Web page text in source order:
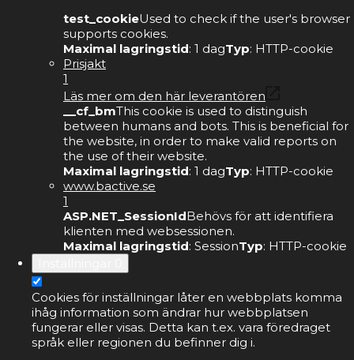
test_cookieUsed to check if the user's browser
supports cookies.
Maximal lagringstid: 1 dagTyp: HTTP-cookie
Prisjakt
1
Läs mer om den här leverantören
__cf_bmThis cookie is used to distinguish
between humans and bots. This is beneficial for
the website, in order to make valid reports on
the use of their website.
Maximal lagringstid: 1 dagTyp: HTTP-cookie
www.bactive.se
1
ASP.NET_SessionIdBehövs för att identifiera
klienten med websessionen.
Maximal lagringstid: SessionTyp: HTTP-cookie
Cookies för inställningar låter en webbplats komma
ihåg information som ändrar hur webbplatsen
fungerar eller visas. Detta kan t.ex. vara föredraget
språk eller regionen du befinner dig i.